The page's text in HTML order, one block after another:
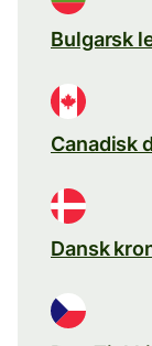
Bulgarsk
Canadisk
Dansk